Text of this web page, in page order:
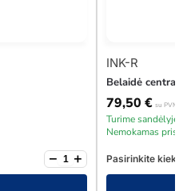
− +
INK-R
Belaidė
79,50 € su PVM
Turime sandėlyje
Nemokamas
Pasirinkite kiekį